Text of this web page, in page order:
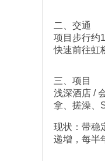
二、交通
项目步行约
快速前往虹
三、项目
浅深酒店 /
拿、搓澡、
现状：带稳
递增，每半